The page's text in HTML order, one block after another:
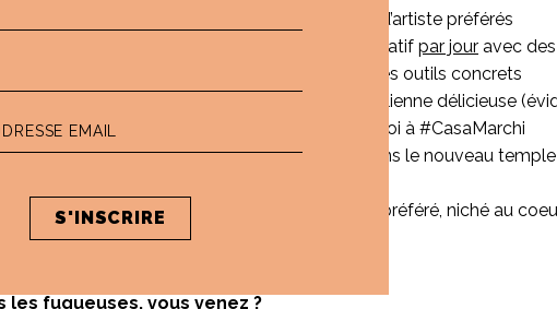
la
une visite de mes ateliers d’artiste préférés
un atelier d’échange ou créatif par jour avec
repartir du voyage avec des outils concrets
beaucoup de nourriture italienne délicieuse
une soirée surprise chez moi à #CasaMarchi
Une visite très spéciale dans le nouveau
un séjour dans mon hôtel préféré, niché au
exceptionnel
les fugueuses, vous venez ?